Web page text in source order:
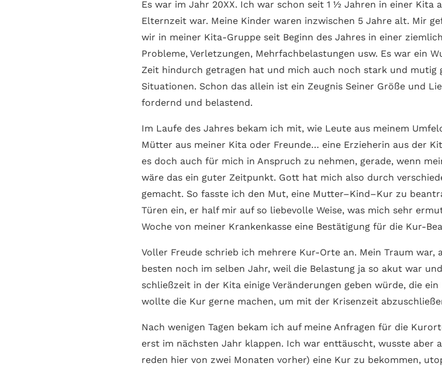
Es war im Jahr 20XX. Ich war schon seit 1 ½ Jahren in einer Kita
Eltern­zeit war. Meine Kinder waren inzwischen 5 Jahre alt. Mir
wir in meiner Kita-Gruppe seit Beginn des Jahres in einer
Probleme, Verletzungen, Mehrfach­belastungen usw. Es war ein
Zeit hindurch getragen hat und mich auch noch stark und mutig
Situationen. Schon das allein ist ein Zeugnis Seiner Größe und
fordernd und belastend.
Im Laufe des Jahres bekam ich mit, wie Leute aus meinem
Mütter aus meiner Kita oder Freunde… eine Erzieherin aus der
es doch auch für mich in Anspruch zu nehmen, gerade, wenn
wäre das ein guter Zeitpunkt. Gott hat mich also durch
gemacht. So fasste ich den Mut, eine Mutter–Kind–Kur zu
Türen ein, er half mir auf so liebe­volle Weise, was mich sehr
Woche von meiner Kranken­kasse eine Bestätigung für die Kur-
Voller Freude schrieb ich mehrere Kur-Orte an. Mein Traum
besten noch im selben Jahr, weil die Belastung ja so akut war
schließ­zeit in der Kita einige Ver­änderungen geben würde, die
wollte die Kur gerne machen, um mit der Krisen­zeit
Nach wenigen Tagen bekam ich auf meine Anfragen für die
erst im nächsten Jahr klappen. Ich war ent­täuscht, wusste aber
reden hier von zwei Monaten vorher) eine Kur zu bekommen,